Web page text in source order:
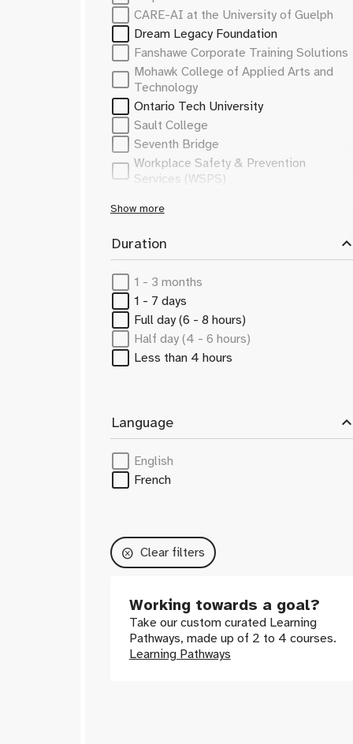
Responsable de la sécurité
Responsable des opérations
Responsable des ressources humaines
Risk Analyst
Safety Analyst
Safety Engineer
Safety Officer
Sales Specialist
Scientifique des données
Software Developer
Spécialiste des ventes
Spécialiste en IA
Spécialiste en communication
Spécialiste en développement durable
Spécialiste en simulation et
modélisation
System Developer
System Engineer
Technicien VE
Sustainable Design
Systèmes de gestion de batterie
Systèmes de reformage embarqués
Technologie des batteries
Vehicle Communication
Véhicules autonomes (VA)
Véhicules électriques
Véhicules électriques (VE)
CARE-AI at the University of Guelph
Dream Legacy Foundation
Fanshawe Corporate Training Solutions
Mohawk College of Applied Arts and
Technology
Ontario Tech University
Sault College
Seventh Bridge
Workplace Safety & Prevention
Services (WSPS)
Show more
Duration expand_less
1 - 3 months
1 - 7 days
Full day (6 - 8 hours)
Half day (4 - 6 hours)
Less than 4 hours
Language expand_less
English
French
cancel Clear filters
Working towards a goal?
Take our custom curated Learning
Pathways, made up of 2 to 4 courses.
Learning Pathways